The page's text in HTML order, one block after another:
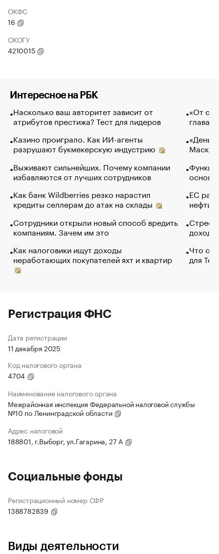
ОКФС
16
ОКОГУ
4210015
Интересное на РБК
Насколько ваш авторитет зависит от
атрибутов престижа? Тест для лидеров
Казино проиграло. Как ИИ-агенты
разрушают букмекерскую индустрию
Выживают сильнейших. Почему компании
избавляются от лучших сотрудников
Как банк Wildberries резко нарастил
кредиты селлерам до атак на склады
Сотрудники открыли новый способ вредить
компаниям. Зачем им это
Как налоговики ищут доходы
неработающих покупателей яхт и квартир
«От
глава
Маск в
основ
ЕС
нефти
Что
для
Регистрация ФНС
Дата регистрации
11 декабря 2025
Код налогового органа
4704
Наименование налогового органа
Межрайонная инспекция Федеральной налоговой службы
№10 по Ленинградской области
Адрес налоговой
188801, г.Выборг, ул.Гагарина, 27 А
Социальные фонды
Регистрационный номер СФР
1388782839
Виды деятельности